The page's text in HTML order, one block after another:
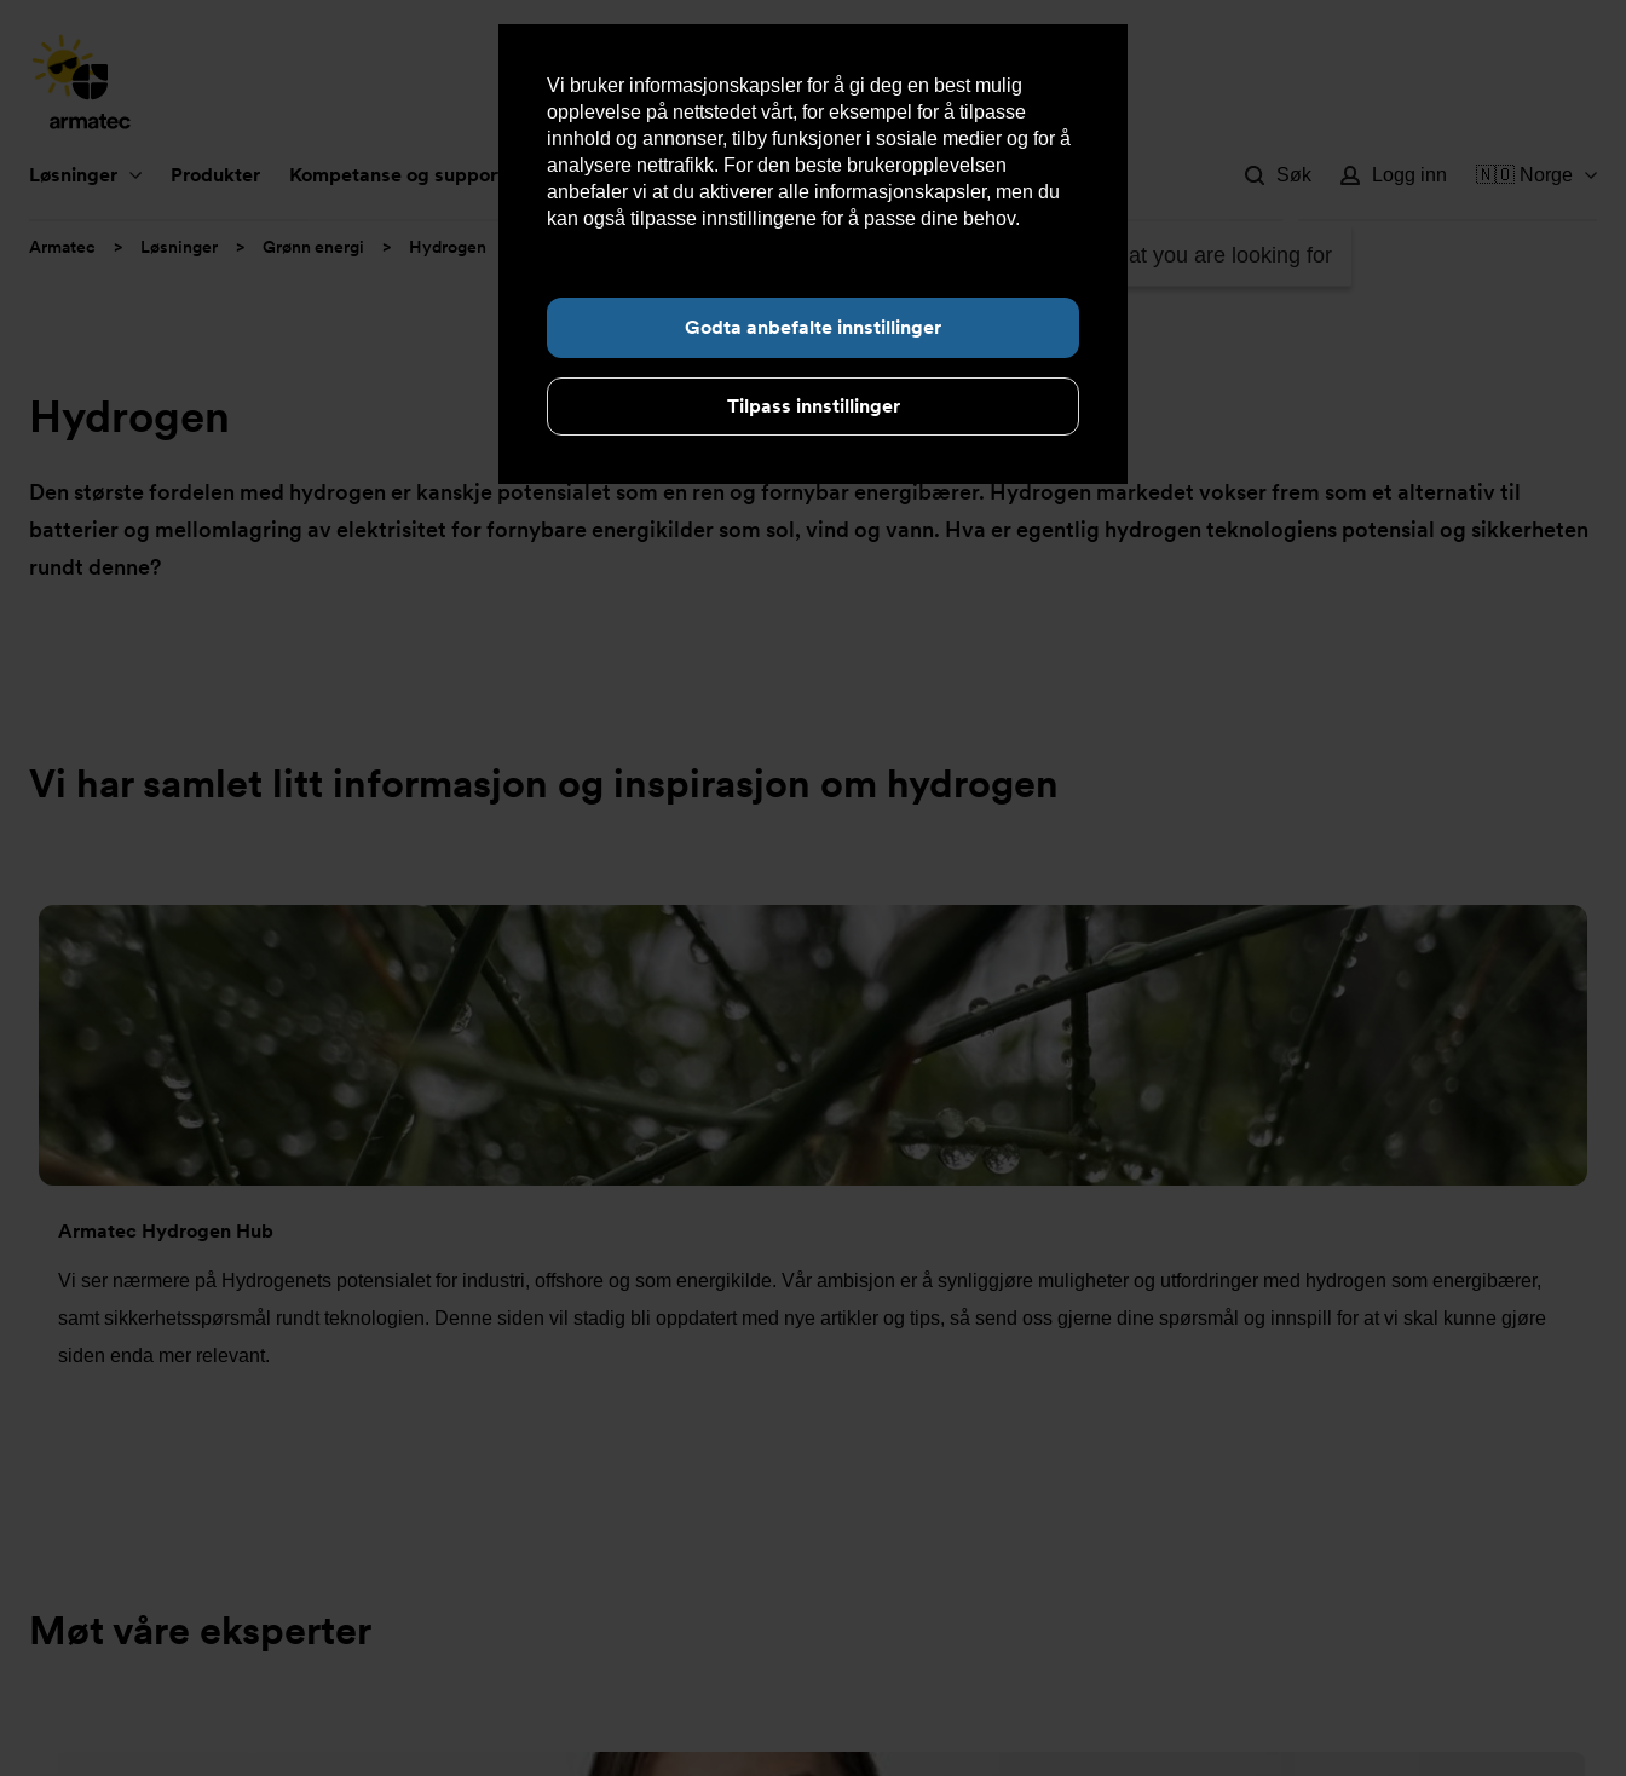
Vi bruker informasjonskapsler for å gi deg en best mulig
opplevelse på nettstedet vårt, for eksempel for å tilpasse
innhold og annonser, tilby funksjoner i sosiale medier og for å
analysere nettrafikk. For den beste brukeropplevelsen
anbefaler vi at du aktiverer alle informasjonskapsler, men du
kan også tilpasse innstillingene for å passe dine behov.
Godta anbefalte innstillinger
Tilpass innstillinger
Løsninger Produkter Kompetanse og support Nyheter Om oss Kontakt oss Nettbutikk Bærekraft
Find what you are looking for
Søk Logg inn 🇳🇴 Norge
Du
Armatec > Løsninger > Grønn energi > Hydrogen
Hydrogen
Den største fordelen med hydrogen er kanskje potensialet som en ren og fornybar energibærer. Hydrogen markedet vokser frem som et alternativ til
batterier og mellomlagring av elektrisitet for fornybare energikilder som sol, vind og vann. Hva er egentlig hydrogen teknologiens potensial og sikkerheten
rundt denne?
Vi har samlet litt informasjon og inspirasjon om hydrogen
Armatec Hydrogen Hub
Vi ser nærmere på Hydrogenets potensialet for industri, offshore og som energikilde. Vår ambisjon er å synliggjøre muligheter og utfordringer med hydrogen som energibærer,
samt sikkerhetsspørsmål rundt teknologien. Denne siden vil stadig bli oppdatert med nye artikler og tips, så send oss gjerne dine spørsmål og innspill for at vi skal kunne gjøre
siden enda mer relevant.
Møt våre eksperter